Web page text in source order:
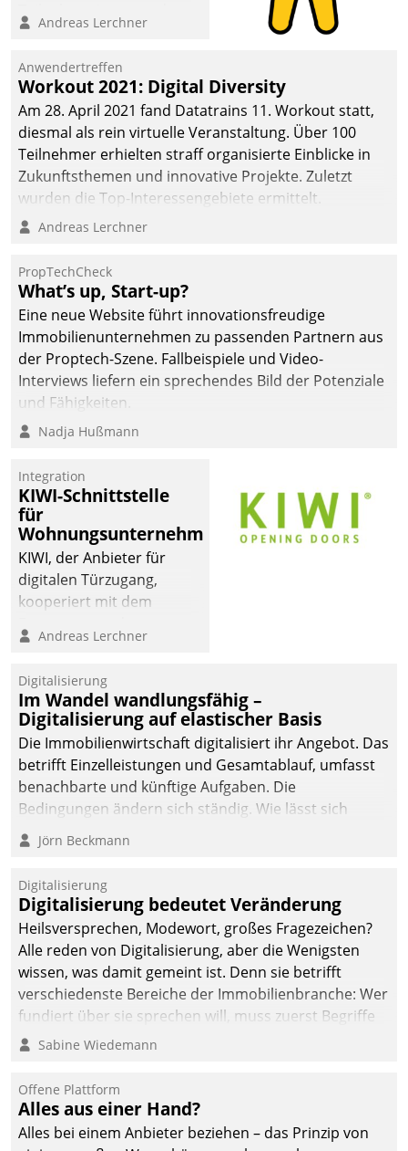
Teilnehmer kurzweilige
Cloud-Strategien und -
Lösungen mit hohem
Zukunftspotenzial.
Andreas Lerchner
Anwendertreffen
Workout 2021: Digital Diversity
Am 28. April 2021 fand Datatrains 11. Workout statt,
diesmal als rein virtuelle Veranstaltung. Über 100
Teilnehmer erhielten straff organisierte Einblicke in
Zukunftsthemen und innovative Projekte. Zuletzt
wurden die Top-Interessengebiete ermittelt.
Andreas Lerchner
PropTechCheck
What’s up, Start-up?
Eine neue Website führt innovationsfreudige
Immobilienunternehmen zu passenden Partnern aus
der Proptech-Szene. Fallbeispiele und Video-
Interviews liefern ein sprechendes Bild der Potenziale
und Fähigkeiten.
Nadja Hußmann
Integration
KIWI-Schnittstelle
für
Wohnungsunternehmen
KIWI, der Anbieter für
digitalen Türzugang,
kooperiert mit dem
Softwareentwicklungshaus
Andreas Lerchner
Digitalisierung
Im Wandel wandlungsfähig –
Digitalisierung auf elastischer Basis
Die Immobilienwirtschaft digitalisiert ihr Angebot. Das
betrifft Einzelleistungen und Gesamtablauf, umfasst
benachbarte und künftige Aufgaben. Die
Bedingungen ändern sich ständig. Wie lässt sich
technisch die Kontrolle wahren und zugleich Freiraum
fürs Wachsen öffnen?
Jörn Beckmann
Digitalisierung
Digitalisierung bedeutet Veränderung
Heilsversprechen, Modewort, großes Fragezeichen?
Alle reden von Digitalisierung, aber die Wenigsten
wissen, was damit gemeint ist. Denn sie betrifft
verschiedenste Bereiche der Immobilienbranche: Wer
fundiert über sie sprechen will, muss zuerst Begriffe
klären. Ein Aspekt ist die betriebliche Optimierung:
Einsparungen durch optimierte und automatisierte
Prozesse. Doch man darf nicht zu viel erwarten: Allein
mit der Einführung einer neuen Software ist es nicht
Sabine Wiedemann
Offene Plattform
Alles aus einer Hand?
Alles bei einem Anbieter beziehen – das Prinzip von